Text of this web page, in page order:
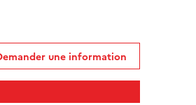
une information